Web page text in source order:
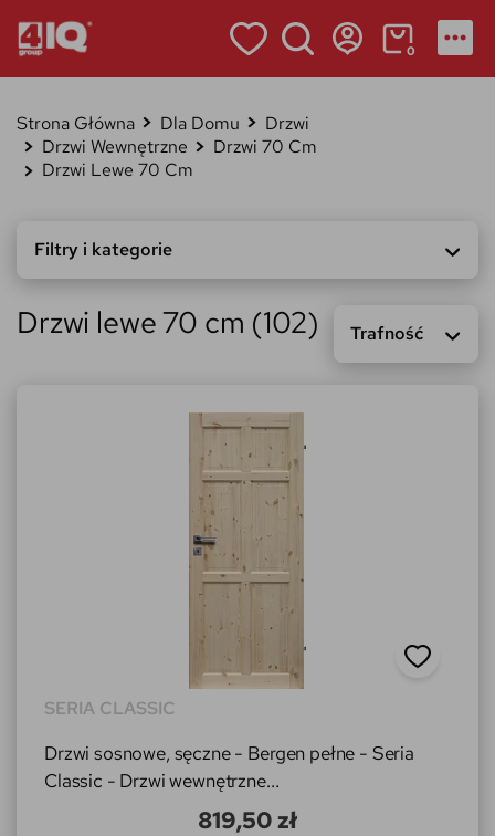
0
Strona Główna Dla Domu
Drzwi
Drzwi Wewnętrzne
Drzwi 70 Cm
Drzwi Lewe 70 Cm
Filtry i kategorie
Drzwi lewe 70 cm (102) Trafność
SERIA CLASSIC
Drzwi sosnowe, sęczne - Bergen pełne - Seria
Classic - Drzwi wewnętrzne...
819,50 zł